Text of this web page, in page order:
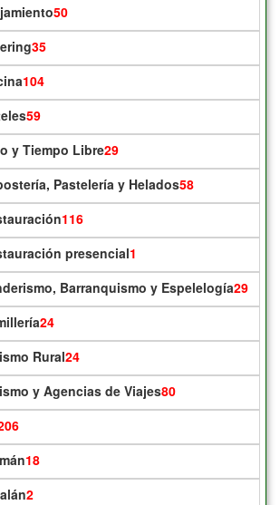
50
35
104
59
y Tiempo Libre29
Pastelería y Helados58
116
presencial1
Barranquismo y Espelelogía29
24
Rural24
y Agencias de Viajes80
18
2